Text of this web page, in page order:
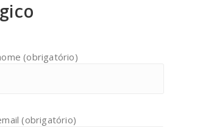
(obrigatório)
(obrigatório)